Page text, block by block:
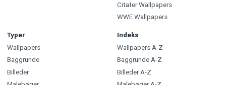
Citater Wallpapers
WWE Wallpapers
Typer
Wallpapers
Baggrunde
Billeder
Indeks
Wallpapers A-Z
Baggrunde A-Z
Billeder A-Z